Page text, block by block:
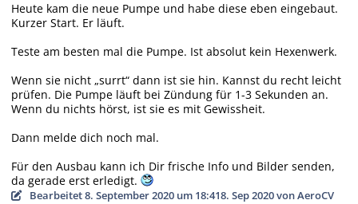
Heute kam die neue Pumpe und habe diese eben eingebaut.
Kurzer Start. Er läuft.
Teste am besten mal die Pumpe. Ist absolut kein Hexenwerk.
Wenn sie nicht „surrt“ dann ist sie hin. Kannst du recht leicht
prüfen. Die Pumpe läuft bei Zündung für 1-3 Sekunden an.
Wenn du nichts hörst, ist sie es mit Gewissheit.
Dann melde dich noch mal.
Für den Ausbau kann ich Dir frische Info und Bilder senden,
da gerade erst erledigt.
Bearbeitet8. September 2020 um 18:418. Sep 2020von AeroCV